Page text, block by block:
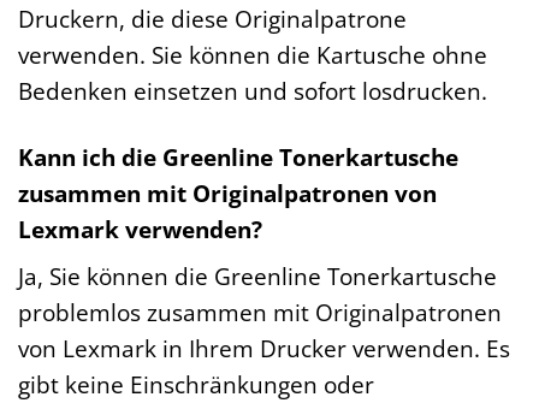
Druckern, die diese Originalpatrone
verwenden. Sie können die Kartusche ohne
Bedenken einsetzen und sofort losdrucken.
Kann ich die Greenline Tonerkartusche
zusammen mit Originalpatronen von
Lexmark verwenden?
Ja, Sie können die Greenline Tonerkartusche
problemlos zusammen mit Originalpatronen
von Lexmark in Ihrem Drucker verwenden. Es
gibt keine Einschränkungen oder